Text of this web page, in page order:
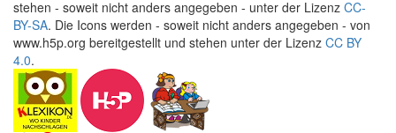
stehen - soweit nicht anders angegeben - unter der Lizenz CC-
BY-SA. Die Icons werden - soweit nicht anders angegeben - von
www.h5p.org bereitgestellt und stehen unter der Lizenz CC BY
4.0.